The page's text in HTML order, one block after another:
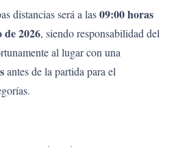
distancias será a las09:00 horas
de 2026, siendo responsabilidad del
al lugar con una
antes de la partida para el